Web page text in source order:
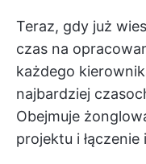
Teraz, gdy już
czas na
każdego
najbardziej
Obejmuje
projektu i